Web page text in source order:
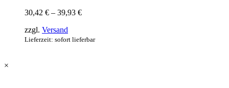
der
30,42 € – 39,93 €Preisspanne:
39,93 €
zzgl. Versand
Lieferzeit: sofort lieferbar
×